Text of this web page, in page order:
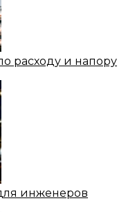
расходу и напору
инженеров